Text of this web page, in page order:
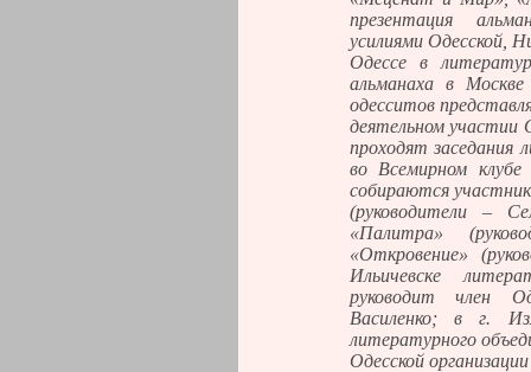
презентация
усилиями Одесской,
Одессе в
альманаха в
одесситов
деятельном участии
проходят заседания
во Всемирном
собираются
(руководители –
«Палитра»
«Откровение»
Ильичевске
руководит член
Василенко; в г.
литературного
Одесской